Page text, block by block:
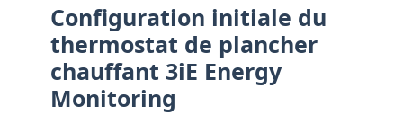
Configuration initiale du
thermostat de plancher
chauffant 3iE Energy
Monitoring